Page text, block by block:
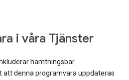
i våra Tjänster
hämtningsbar
att denna programvara uppdateras